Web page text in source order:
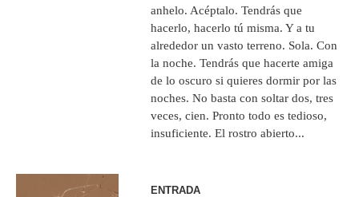
anhelo. Acéptalo. Tendrás que
hacerlo, hacerlo tú misma. Y a tu
alrededor un vasto terreno. Sola. Con
la noche. Tendrás que hacerte amiga
de lo oscuro si quieres dormir por las
noches. No basta con soltar dos, tres
veces, cien. Pronto todo es tedioso,
insuficiente. El rostro abierto...
ENTRADA